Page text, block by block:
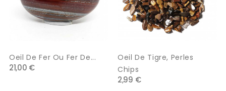
Oeil De Fer Ou Fer De...
21,00 €
Oeil De Tigre, Perles
Chips
2,99 €